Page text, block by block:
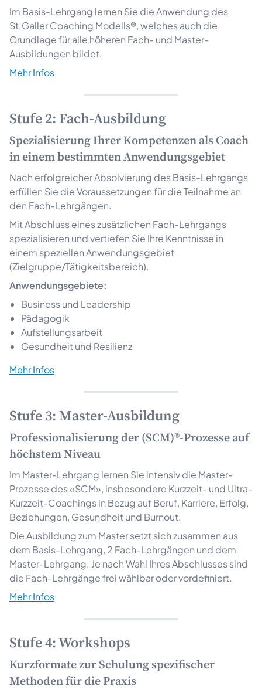
Im Basis-Lehrgang lernen Sie die Anwendung des
St.Galler Coaching Modells®, welches auch die
Grundlage für alle höheren Fach- und Master-
Ausbildungen bildet.
Mehr Infos
Stufe 2: Fach-Ausbildung
Spezialisierung Ihrer Kompetenzen als Coach
in einem bestimmten Anwendungsgebiet
Nach erfolgreicher Absolvierung des Basis-Lehrgangs
erfüllen Sie die Voraussetzungen für die Teilnahme an
den Fach-Lehrgängen.
Mit Abschluss eines zusätzlichen Fach-Lehrgangs
spezialisieren und vertiefen Sie Ihre Kenntnisse in
einem speziellen Anwendungsgebiet
(Zielgruppe/Tätigkeitsbereich).
Anwendungsgebiete:
Business und Leadership
Pädagogik
Aufstellungsarbeit
Gesundheit und Resilienz
Mehr Infos
Stufe 3: Master-Ausbildung
Professionalisierung der (SCM)®-Prozesse auf
höchstem Niveau
Im Master-Lehrgang lernen Sie intensiv die Master-
Prozesse des «SCM», insbesondere Kurzzeit- und Ultra-
Kurzzeit-Coachings in Bezug auf Beruf, Karriere, Erfolg,
Beziehungen, Gesundheit und Burnout.
Die Ausbildung zum Master setzt sich zusammen aus
dem Basis-Lehrgang, 2 Fach-Lehrgängen und dem
Master-Lehrgang. Je nach Wahl Ihres Abschlusses sind
die Fach-Lehrgänge frei wählbar oder vordefiniert.
Mehr Infos
Stufe 4: Workshops
Kurzformate zur Schulung spezifischer
Methoden für die Praxis